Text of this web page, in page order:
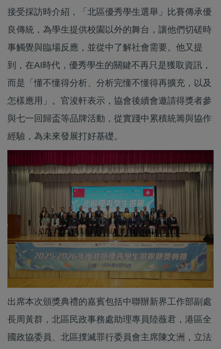
接受採訪時介紹，「北區優秀學生選舉」比賽傳承優
良傳統，為學生提供校園以外的舞台，讓他們切磋時
事觸覺與臨場反應，並從中了解社會需要。他又提
到，在AI時代，優秀學生的關鍵不再只是獲取資訊，
而是「懂不懂得分析、分析完懂不懂得再擴充，以及
怎樣應用」。官浚軒表示，協會後續會邀請得獎者參
與七一回歸盃等品牌活動，從實踐中累積統籌與協作
經驗，為未來發展打好基礎。
出席本次頒獎典禮的嘉賓包括中聯辦新界工作部副處
長周黃群，北區民政事務處助理專員陸薇君，港區全
國政協委員、北區撲滅罪行委員會主席陳文洲，立法